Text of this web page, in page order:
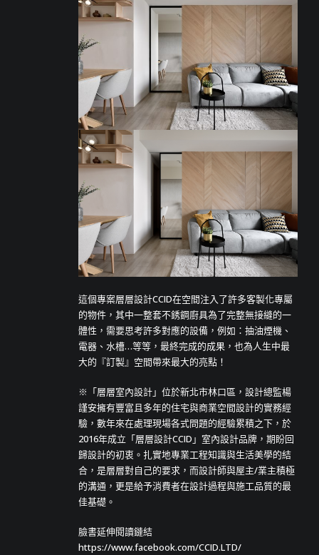
這個專案層層設計CCID在空間注入了許多客製化專屬
的物件，其中一整套不銹鋼廚具為了完整無接縫的一
體性，需要思考許多對應的設備，例如：抽油煙機、
電器、水槽…等等，最終完成的成果，也為人生中最
大的『訂製』空間帶來最大的亮點！
※「層層室內設計」位於新北市林口區，設計總監楊
謹安擁有豐富且多年的住宅與商業空間設計的實務經
驗，數年來在處理現場各式問題的經驗累積之下，於
2016年成立「層層設計CCID」室內設計品牌，期盼回
歸設計的初衷。扎實地專業工程知識與生活美學的結
合，是層層對自己的要求，而設計師與屋主/業主積極
的溝通，更是給予消費者在設計過程與施工品質的最
佳基礎。
臉書延伸閱讀鏈結
https://www.facebook.com/CCID.LTD/